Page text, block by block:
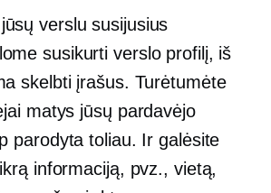
verslu susijusius
susikurti verslo profilį, iš
skelbti įrašus. Turėtumėte
matys jūsų pardavėjo
parodyta toliau. Ir galėsite
informaciją, pvz., vietą,